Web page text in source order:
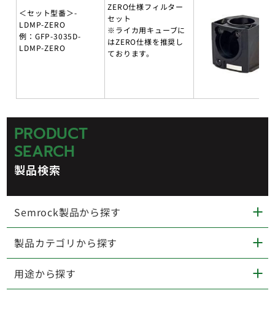
＜セット型番＞-
LDMP-ZERO
例：GFP-3035D-
LDMP-ZERO
ZERO仕様フィルター
セット
※ライカ用キューブに
はZERO仕様を推奨し
ております。
PRODUCT
SEARCH
製品検索
Semrock製品から探す
製品カテゴリから探す
用途から探す